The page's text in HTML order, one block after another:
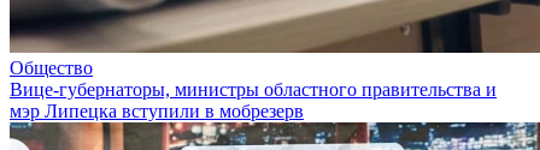
Общество
Вице-губернаторы, министры областного правительства и
мэр Липецка вступили в мобрезерв